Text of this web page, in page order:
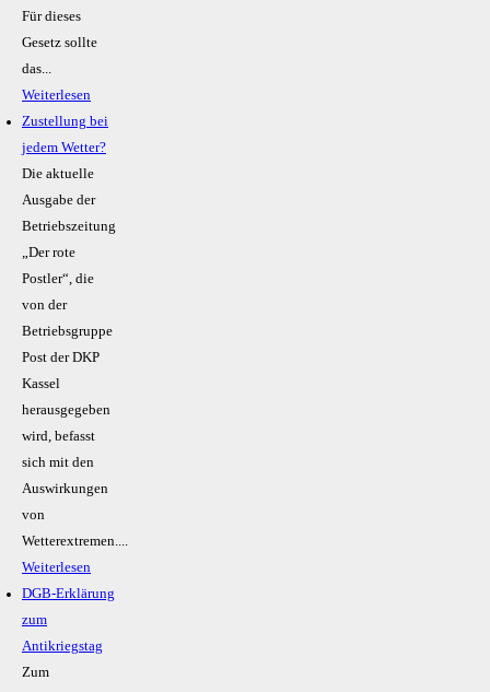
Für dieses
Gesetz sollte
das...
Weiterlesen
Zustellung bei
jedem Wetter?
Die aktuelle
Ausgabe der
Betriebszeitung
„Der rote
Postler“, die
von der
Betriebsgruppe
Post der DKP
Kassel
herausgegeben
wird, befasst
sich mit den
Auswirkungen
von
Wetterextremen....
Weiterlesen
DGB-Erklärung
zum
Antikriegstag
Zum